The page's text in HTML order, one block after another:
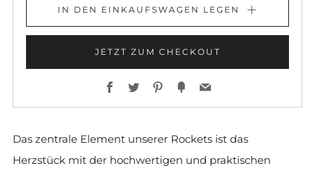
IN DEN EINKAUFSWAGEN LEGEN
JETZT ZUM CHECKOUT
Facebook
TwitterPinterest
Fancy
Das zentrale Element unserer Rockets ist das
Herzstück mit der hochwertigen und praktischen